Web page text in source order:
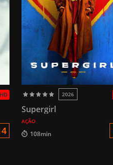
HD 2026
Supergirl
AÇÃO
108min